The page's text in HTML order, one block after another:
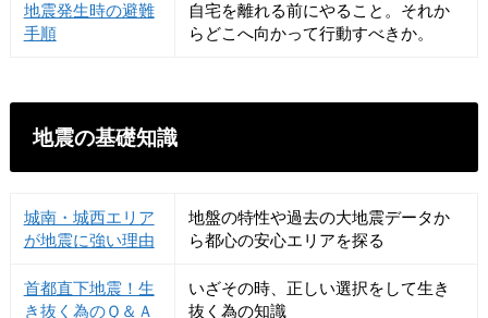
地震発生時の避難
手順
自宅を離れる前にやること。それか
らどこへ向かって行動すべきか。
地震の基礎知識
城南・城西エリア
が地震に強い理由
地盤の特性や過去の大地震データか
ら都心の安心エリアを探る
首都直下地震！生
き抜く為のＱ＆Ａ
いざその時、正しい選択をして生き
抜く為の知識